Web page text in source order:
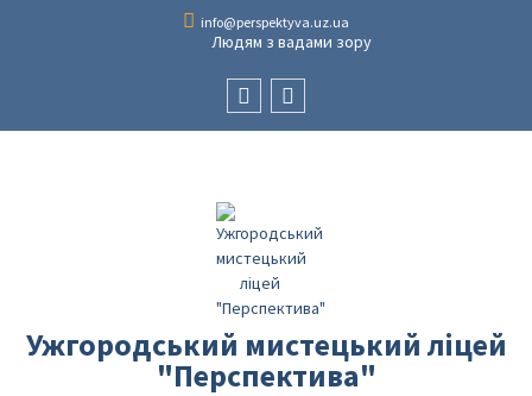
info@perspektyva.uz.ua
Людям з вадами зору
Ужгородський мистецький ліцей
"Перспектива"